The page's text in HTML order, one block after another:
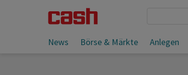
News Börse & Märkte Anlegen